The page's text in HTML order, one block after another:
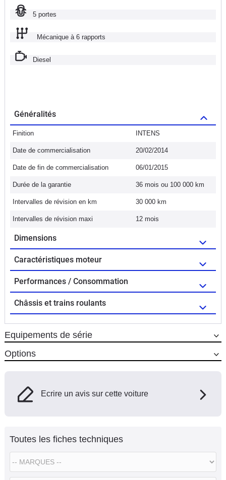
5 portes
Mécanique à 6 rapports
Diesel
Généralités
Finition INTENS
Date de commercialisation 20/02/2014
Date de fin de commercialisation 06/01/2015
Durée de la garantie 36 mois ou 100 000 km
Intervalles de révision en km 30 000 km
Intervalles de révision maxi 12 mois
Dimensions
Caractéristiques moteur
Performances / Consommation
Châssis et trains roulants
Equipements de série
Options
Ecrire un avis sur cette voiture
Toutes les fiches techniques